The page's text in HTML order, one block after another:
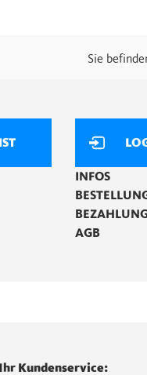
Sie
INFOS
AGB
Ihr Kundenservice: